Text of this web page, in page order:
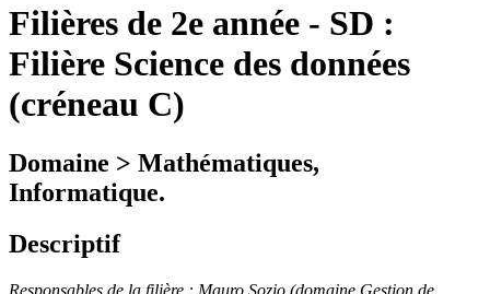
Filières de 2e année - SD :
Filière Science des données
(créneau C)
Domaine > Mathématiques,
Informatique.
Descriptif
Responsables de la filière : Mauro Sozio (domaine Gestion de